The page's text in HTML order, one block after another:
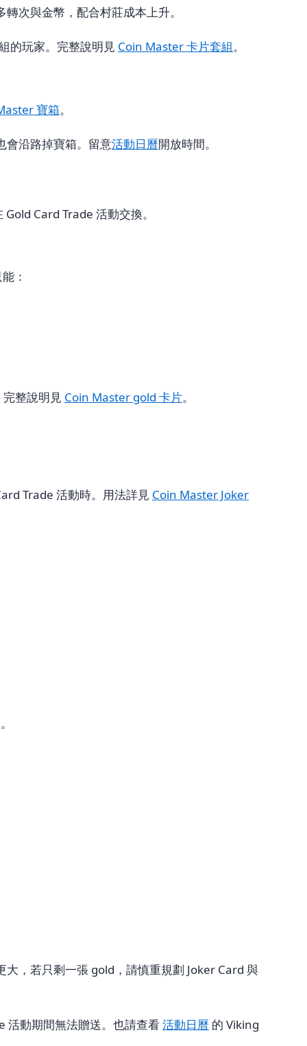
次與金幣，配合村莊成本上升。
的玩家。完整說明見 Coin Master 卡片套組。
寶箱。
會沿路掉寶箱。留意活動日曆開放時間。
Card Trade 活動交換。
：
整說明見 Coin Master gold 卡片。
Trade 活動時。用法詳見 Coin Master Joker
，若只剩一張 gold，請慎重規劃 Joker Card 與
活動期間無法贈送。也請查看活動日曆 的 Viking